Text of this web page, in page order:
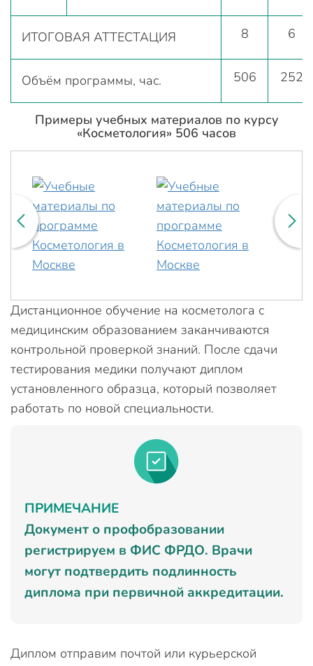
ИТОГОВАЯ АТТЕСТАЦИЯ 8 6
Объём программы, час. 506 252
Примеры учебных материалов по курсу
«Косметология» 506 часов
Дистанционное обучение на косметолога с
медицинским образованием заканчиваются
контрольной проверкой знаний. После сдачи
тестирования медики получают диплом
установленного образца, который позволяет
работать по новой специальности.
ПРИМЕЧАНИЕ
Документ о профобразовании
регистрируем в ФИС ФРДО. Врачи
могут подтвердить подлинность
диплома при первичной аккредитации.
Диплом отправим почтой или курьерской